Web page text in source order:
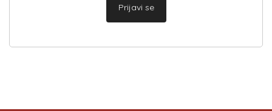
Prijavi se